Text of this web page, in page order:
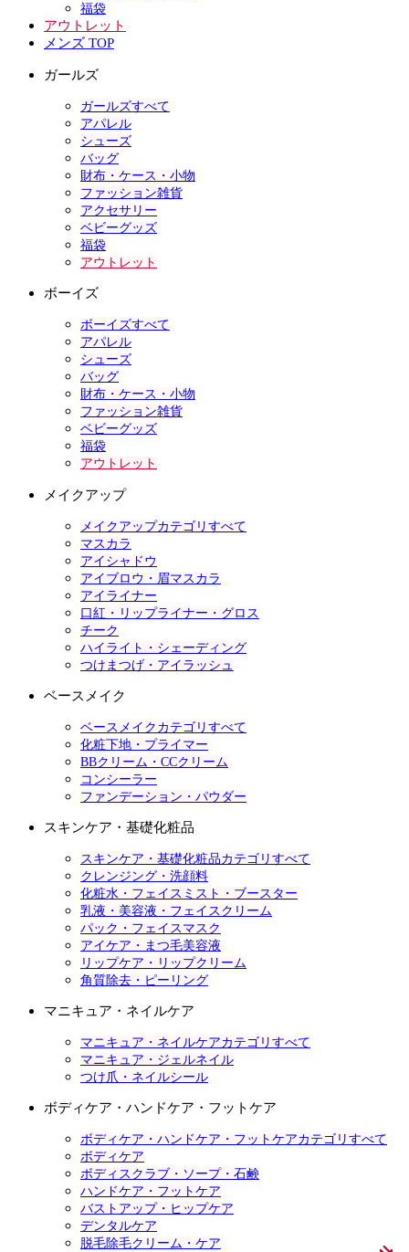
福袋
アウトレット
メンズ TOP
ガールズ
ガールズすべて
アパレル
シューズ
バッグ
財布・ケース・小物
ファッション雑貨
アクセサリー
ベビーグッズ
福袋
アウトレット
ボーイズ
ボーイズすべて
アパレル
シューズ
バッグ
財布・ケース・小物
ファッション雑貨
ベビーグッズ
福袋
アウトレット
メイクアップ
メイクアップカテゴリすべて
マスカラ
アイシャドウ
アイブロウ・眉マスカラ
アイライナー
口紅・リップライナー・グロス
チーク
ハイライト・シェーディング
つけまつげ・アイラッシュ
ベースメイク
ベースメイクカテゴリすべて
化粧下地・プライマー
BBクリーム・CCクリーム
コンシーラー
ファンデーション・パウダー
スキンケア・基礎化粧品
スキンケア・基礎化粧品カテゴリすべて
クレンジング・洗顔料
化粧水・フェイスミスト・ブースター
乳液・美容液・フェイスクリーム
パック・フェイスマスク
アイケア・まつ毛美容液
リップケア・リップクリーム
角質除去・ピーリング
マニキュア・ネイルケア
マニキュア・ネイルケアカテゴリすべて
マニキュア・ジェルネイル
つけ爪・ネイルシール
ボディケア・ハンドケア・フットケア
ボディケア・ハンドケア・フットケアカテゴリすべて
ボディケア
ボディスクラブ・ソープ・石鹸
ハンドケア・フットケア
バストアップ・ヒップケア
デンタルケア
脱毛除毛クリーム・ケア